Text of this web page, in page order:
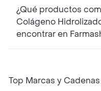
¿Qué productos
Colágeno
encontrar en
Top Marcas y